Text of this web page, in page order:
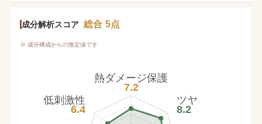
成分解析スコア 総合 5点
※ 成分構成からの推定値です
熱ダメージ保護
7.2
ツヤ
8.2
低刺激性
6.4